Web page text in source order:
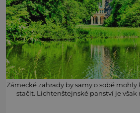
Zámecké zahrady by samy o sobě
stačit. Lichtenštejnské panství je